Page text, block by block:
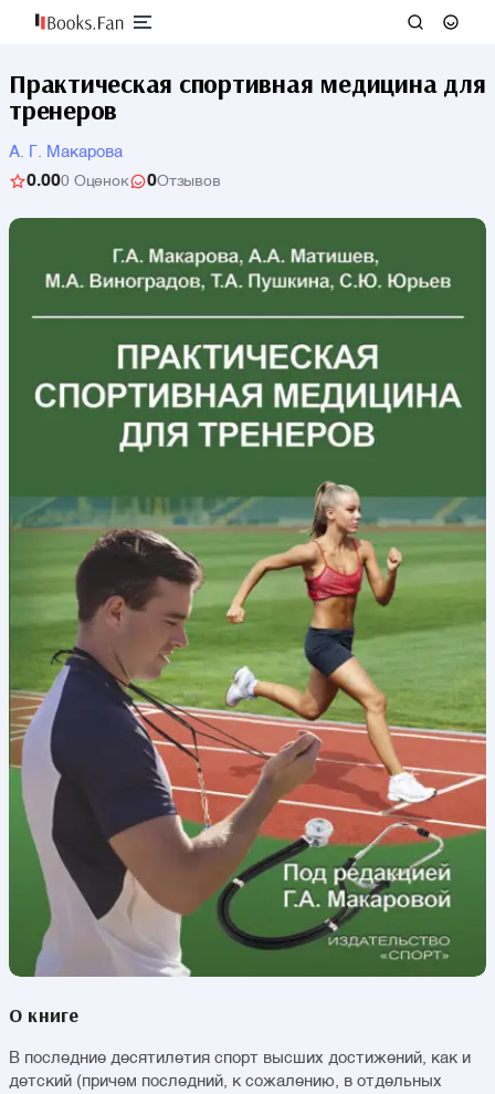
Практическая спортивная медицина для
тренеров
А. Г. Макарова
0.000 Оценок 0Отзывов
О книге
В последние десятилетия спорт высших достижений, как и
детский (причем последний, к сожалению, в отдельных